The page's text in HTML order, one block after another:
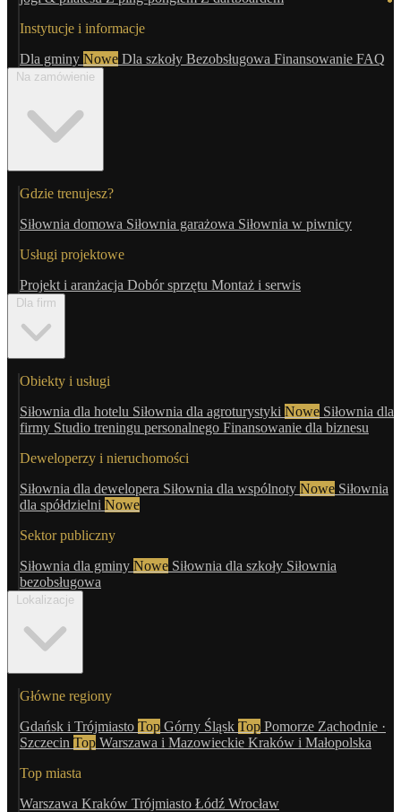
Instytucje i informacje
Dla gminy Nowe Dla szkoły Bezobsługowa Finansowanie FAQ
Na zamówienie
Gdzie trenujesz?
Siłownia domowa Siłownia garażowa Siłownia w piwnicy
Usługi projektowe
Projekt i aranżacja Dobór sprzętu Montaż i serwis
Dla firm
Obiekty i usługi
Siłownia dla hotelu Siłownia dla agroturystyki Nowe Siłownia dla
firmy Studio treningu personalnego Finansowanie dla biznesu
Deweloperzy i nieruchomości
Siłownia dla dewelopera Siłownia dla wspólnoty Nowe Siłownia
dla spółdzielni Nowe
Sektor publiczny
Siłownia dla gminy Nowe Siłownia dla szkoły Siłownia
bezobsługowa
Lokalizacje
Główne regiony
Gdańsk i Trójmiasto Top Górny Śląsk Top Pomorze Zachodnie ·
Szczecin Top Warszawa i Mazowieckie Kraków i Małopolska
Top miasta
Warszawa Kraków Trójmiasto Łódź Wrocław